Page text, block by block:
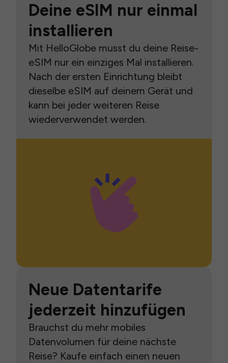
Deine eSIM nur einmal
installieren
Mit HelloGlobe musst du deine Reise-
eSIM nur ein einziges Mal installieren.
Nach der ersten Einrichtung bleibt
dieselbe eSIM auf deinem Gerät und
kann bei jeder weiteren Reise
wiederverwendet werden.
Neue Datentarife
jederzeit hinzufügen
Brauchst du mehr mobiles
Datenvolumen für deine nächste
Reise? Kaufe einfach einen neuen